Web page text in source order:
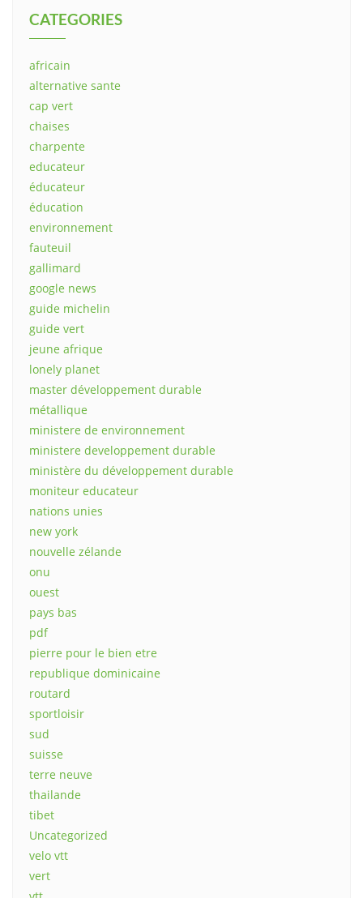
CATEGORIES
africain
alternative sante
cap vert
chaises
charpente
educateur
éducateur
éducation
environnement
fauteuil
gallimard
google news
guide michelin
guide vert
jeune afrique
lonely planet
master développement durable
métallique
ministere de environnement
ministere developpement durable
ministère du développement durable
moniteur educateur
nations unies
new york
nouvelle zélande
onu
ouest
pays bas
pdf
pierre pour le bien etre
republique dominicaine
routard
sportloisir
sud
suisse
terre neuve
thailande
tibet
Uncategorized
velo vtt
vert